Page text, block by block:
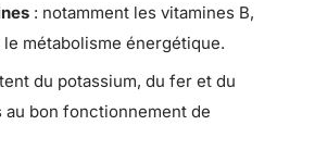
: notamment les vitamines B,
métabolisme énergétique.
du potassium, du fer et du
au bon fonctionnement de